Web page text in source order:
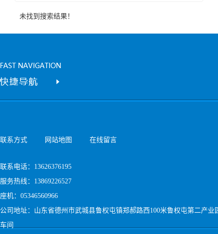
未找到搜索结果！
联系方式 网站地图 在线留言
联系电话：13626376195
服务热线：13869226527
座机：05346560966
公司地址：山东省德州市武城县鲁权屯镇郑郝路西100米鲁权屯第二产业
车间